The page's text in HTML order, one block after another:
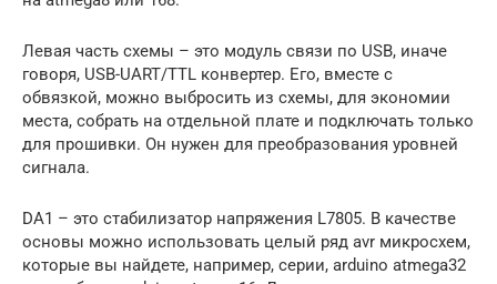
Левая часть схемы – это модуль связи по USB, иначе
говоря, USB-UART/TTL конвертер. Его, вместе с
обвязкой, можно выбросить из схемы, для экономии
места, собрать на отдельной плате и подключать только
для прошивки. Он нужен для преобразования уровней
сигнала.
DA1 – это стабилизатор напряжения L7805. В качестве
основы можно использовать целый ряд avr микросхем,
которые вы найдете, например, серии, arduino atmega32